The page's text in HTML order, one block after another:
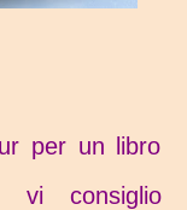
per un libro
vi consiglio